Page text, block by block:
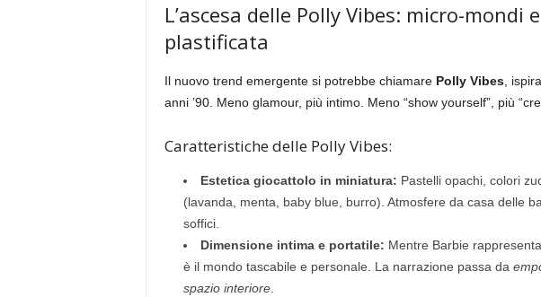
L’ascesa delle Polly Vibes: micro-mondi
plastificata
Il nuovo trend emergente si potrebbe chiamare Polly Vibes,
anni ’90. Meno glamour, più intimo. Meno “show yourself”, più
Caratteristiche delle Polly Vibes:
Estetica giocattolo in miniatura: Pastelli opachi, colori
(lavanda, menta, baby blue, burro). Atmosfere da casa delle
soffici.
Dimensione intima e portatile: Mentre Barbie
è il mondo tascabile e personale. La narrazione passa da
spazio interiore.